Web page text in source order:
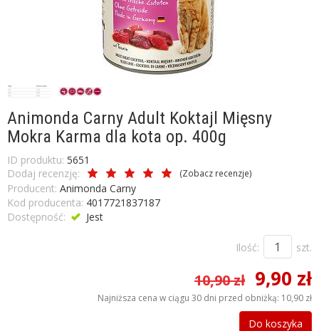
Animonda Carny Adult Koktajl Mięsny
Mokra Karma dla kota op. 400g
ID produktu: 5651
Dodaj recenzję:
(Zobacz recenzje)
Producent: Animonda Carny
Kod producenta: 4017721837187
Dostępność:
Jest
Ilość: szt.
10,90 zł 9,90 zł
Najniższa cena w ciągu 30 dni przed obniżką: 10,90 zł
Do koszyka